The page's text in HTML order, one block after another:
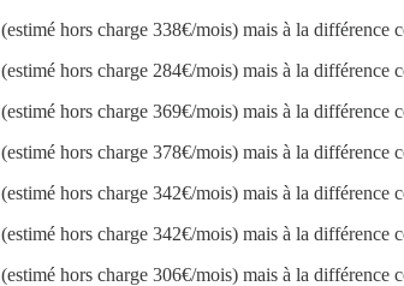
(estimé hors charge 338€/mois) mais à la différence
(estimé hors charge 284€/mois) mais à la différence
(estimé hors charge 369€/mois) mais à la différence
(estimé hors charge 378€/mois) mais à la différence
(estimé hors charge 342€/mois) mais à la différence
(estimé hors charge 342€/mois) mais à la différence
(estimé hors charge 306€/mois) mais à la différence